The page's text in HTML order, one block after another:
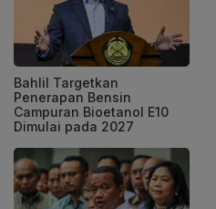
Bahlil Targetkan
Penerapan Bensin
Campuran Bioetanol E10
Dimulai pada 2027